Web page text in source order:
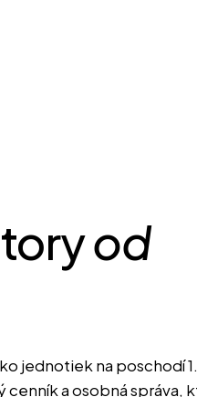
od
jednotiek na poschodí 1.
a osobná správa,